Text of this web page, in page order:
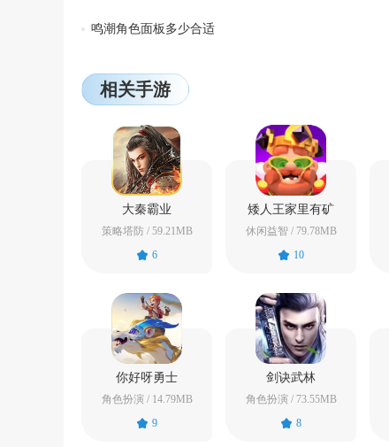
鸣潮角色面板多少合适
相关手游
大秦霸业
策略塔防 / 59.21MB
6
矮人王家里有矿
休闲益智 / 79.78MB
10
你好呀勇士
角色扮演 / 14.79MB
9
剑诀武林
角色扮演 / 73.55MB
8